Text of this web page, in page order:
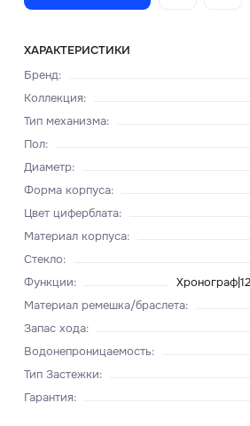
ХАРАКТЕРИСТИКИ
Бренд:
Коллекция:
Тип механизма:
Пол:
Диаметр:
Форма корпуса:
Цвет циферблата:
Материал корпуса:
Стекло:
Функции:
Материал ремешка/браслета:
Запас хода:
Водонепроницаемость:
Тип Застежки:
Гарантия: